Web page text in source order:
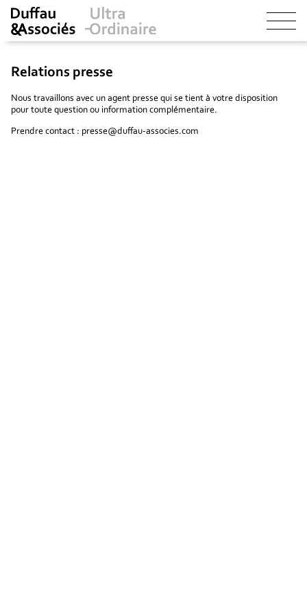
Relations presse
Nous travaillons avec un agent presse qui se tient à votre disposition
pour toute question ou information complémentaire.
Prendre contact : presse@duffau-associes.com